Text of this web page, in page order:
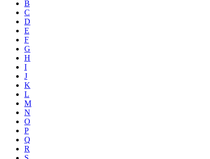
B
C
D
E
F
G
H
I
J
K
L
M
N
O
P
Q
R